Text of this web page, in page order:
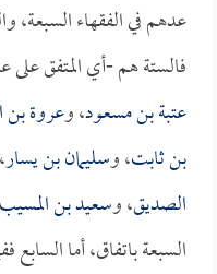
عدهم في الفقهاء السبعة،
فالستة هم -أي المتفق
عتبة بن مسعود، وعروة بن
بن ثابت، وسليمان بن يسار
الصديق، وسعيد بن المسيب
السبعة باتفاق، أما